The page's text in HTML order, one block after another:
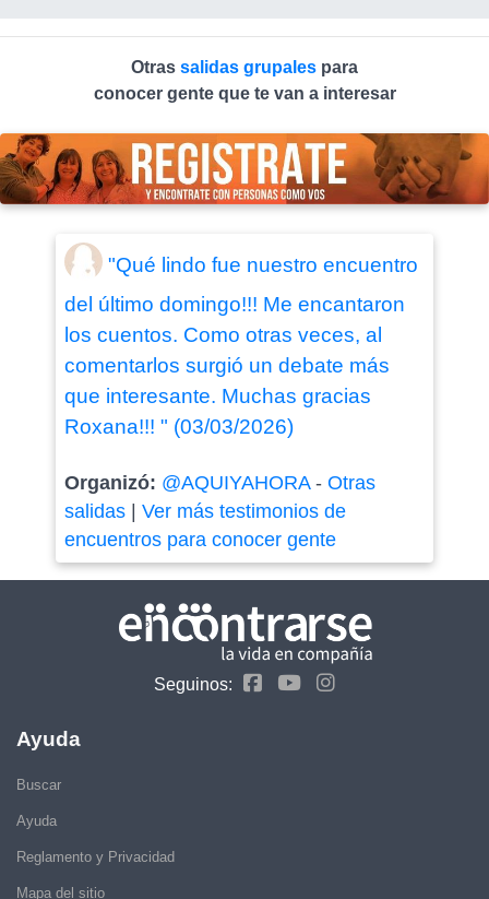
Otras salidas grupales para
conocer gente que te van a interesar
"Qué lindo fue nuestro encuentro
del último domingo!!! Me encantaron
los cuentos. Como otras veces, al
comentarlos surgió un debate más
que interesante. Muchas gracias
Roxana!!! " (03/03/2026)
Organizó: @AQUIYAHORA- Otras
salidas| Ver más testimonios de
encuentros para conocer gente
Seguinos:
Ayuda
Buscar
Ayuda
Reglamento y Privacidad
Mapa del sitio